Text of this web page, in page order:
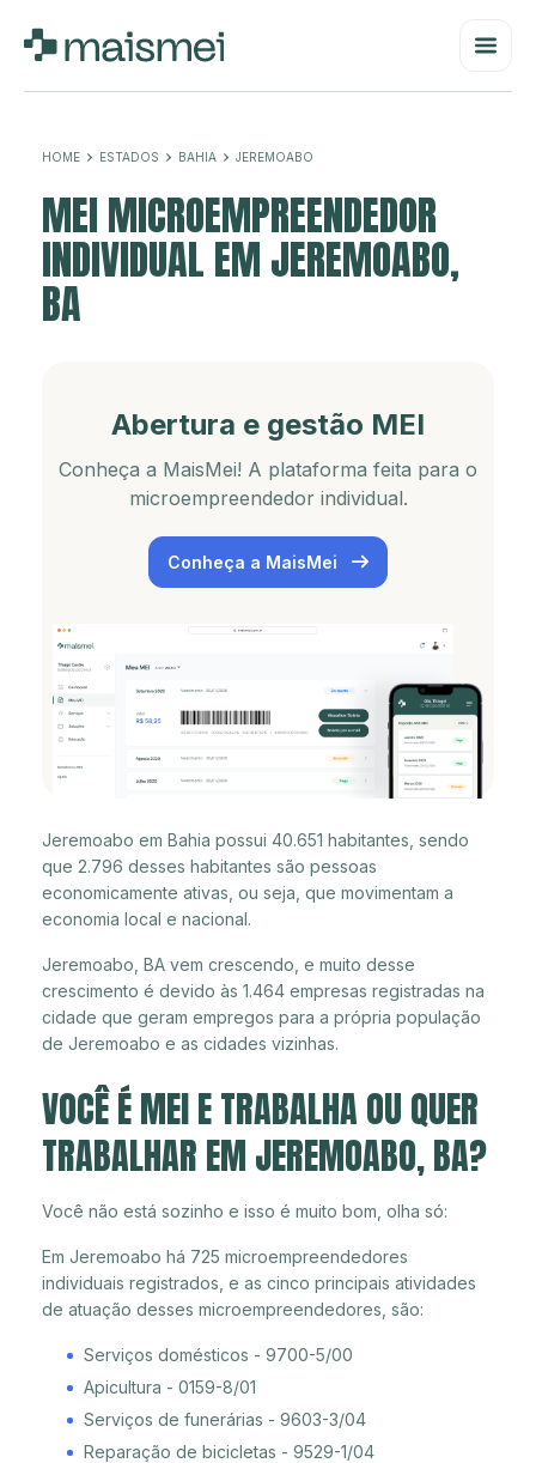
HOME ESTADOS BAHIA JEREMOABO
MEI MICROEMPREENDEDOR
INDIVIDUAL EM JEREMOABO,
BA
Abertura e gestão MEI
Conheça a MaisMei! A plataforma feita para o
microempreendedor individual.
Conheça a MaisMei
Jeremoabo em Bahia possui 40.651 habitantes, sendo
que 2.796 desses habitantes são pessoas
economicamente ativas, ou seja, que movimentam a
economia local e nacional.
Jeremoabo, BA vem crescendo, e muito desse
crescimento é devido às 1.464 empresas registradas na
cidade que geram empregos para a própria população
de Jeremoabo e as cidades vizinhas.
VOCÊ É MEI E TRABALHA OU QUER
TRABALHAR EM JEREMOABO, BA?
Você não está sozinho e isso é muito bom, olha só:
Em Jeremoabo há 725 microempreendedores
individuais registrados, e as cinco principais atividades
de atuação desses microempreendedores, são:
Serviços domésticos - 9700-5/00
Apicultura - 0159-8/01
Serviços de funerárias - 9603-3/04
Reparação de bicicletas - 9529-1/04